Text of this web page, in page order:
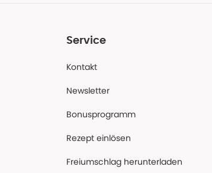
Service
Kontakt
Newsletter
Bonusprogramm
Rezept einlösen
Freiumschlag herunterladen